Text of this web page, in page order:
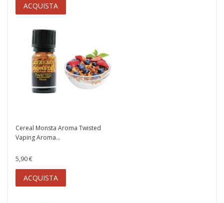
ACQUISTA
Cereal Monsta Aroma Twisted
Vaping Aroma...
5,90 €
ACQUISTA